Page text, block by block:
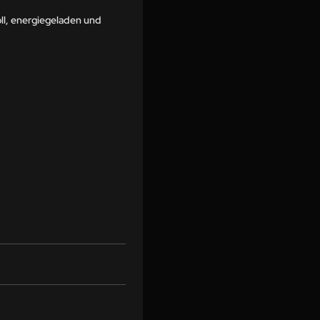
energiegeladen und